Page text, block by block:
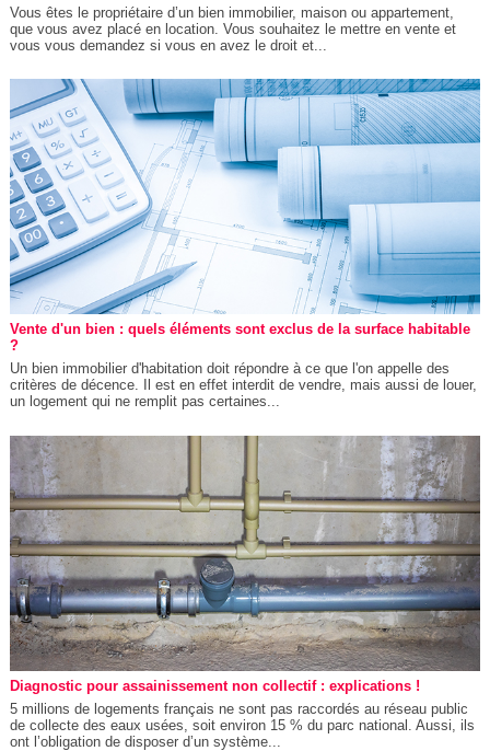
Vous êtes le propriétaire d’un bien immobilier, maison ou appartement,
que vous avez placé en location. Vous souhaitez le mettre en vente et
vous vous demandez si vous en avez le droit et...
Vente d'un bien : quels éléments sont exclus de la surface habitable
?
Un bien immobilier d'habitation doit répondre à ce que l'on appelle des
critères de décence. Il est en effet interdit de vendre, mais aussi de louer,
un logement qui ne remplit pas certaines...
Diagnostic pour assainissement non collectif : explications !
5 millions de logements français ne sont pas raccordés au réseau public
de collecte des eaux usées, soit environ 15 % du parc national. Aussi, ils
ont l’obligation de disposer d’un système...